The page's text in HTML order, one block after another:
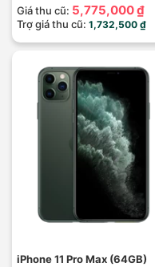
Giá thu cũ: 5,775,000 ₫
Trợ giá thu cũ: 1,732,500 ₫
iPhone 11 Pro Max (64GB)